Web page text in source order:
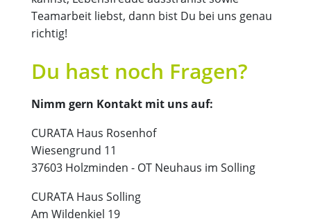
Teamarbeit liebst, dann bist Du bei uns genau
richtig!
Du hast noch Fragen?
Nimm gern Kontakt mit uns auf:
CURATA Haus Rosenhof
Wiesengrund 11
37603 Holzminden - OT Neuhaus im Solling
CURATA Haus Solling
Am Wildenkiel 19